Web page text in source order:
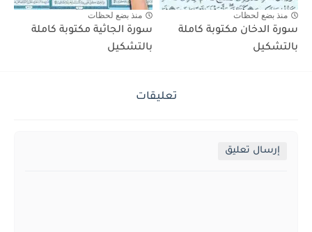
منذ بضع لحظات
سورة الدخان مكتوبة كاملة
بالتشكيل
منذ بضع لحظات
سورة الجاثية مكتوبة كاملة
بالتشكيل
تعليقات
إرسال تعليق